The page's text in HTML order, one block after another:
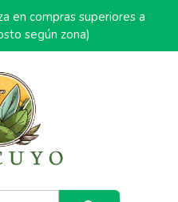
en compras superiores a
según zona)